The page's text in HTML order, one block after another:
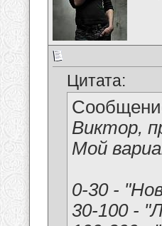
Цитата:
Виктор,
Мой
0-30 -
30-100 -